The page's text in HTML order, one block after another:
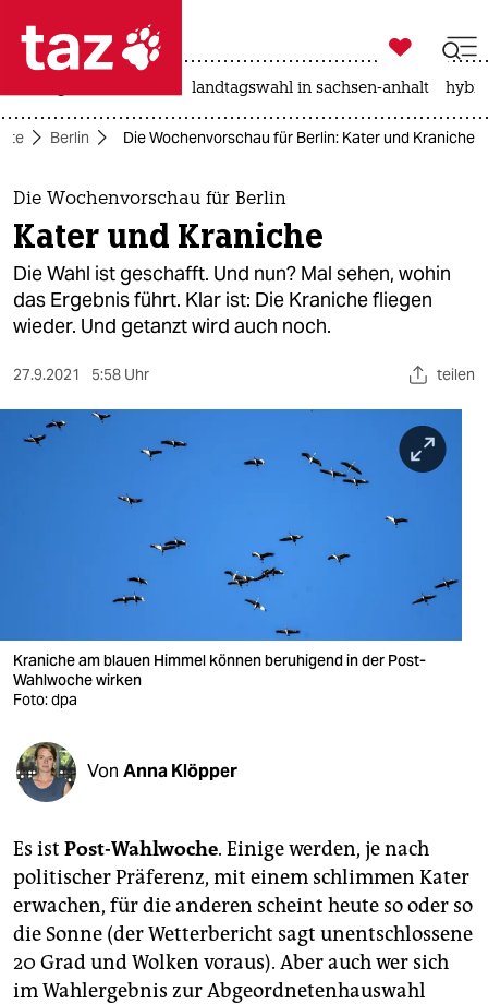
 taz zahl ich
taz zahl ich
themen
politik
öko
gesellschaft
sport
verlag
verlag
shop
fragen & hilfe
unterstützen
abo
genossenschaft
epaper login

taz zahl ich
landtagswahl in sachsen-anhalt
Berlin Die Wochenvorschau für Berlin: Kater und Kraniche
Die Wochenvorschau für Berlin
Kater und Kraniche
Die Wahl ist geschafft. Und nun? Mal sehen, wohin
das Ergebnis führt. Klar ist: Die Kraniche fliegen
wieder. Und getanzt wird auch noch.
27.9.2021 5:58 Uhr teilen
Kraniche am blauen Himmel können beruhigend in der Post-
Wahlwoche wirken
Foto: dpa
Von Anna Klöpper
Es ist Post-Wahlwoche. Einige werden, je nach
politischer Präferenz, mit einem schlimmen Kater
erwachen, für die anderen scheint heute so oder so
die Sonne (der Wetterbericht sagt unentschlossene
20 Grad und Wolken voraus). Aber auch wer sich
im Wahlergebnis zur Abgeordnetenhauswahl